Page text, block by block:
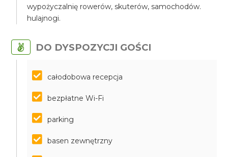
wypożyczalnię rowerów, skuterów, samochodów.
hulajnogi.
DO DYSPOZYCJI GOŚCI
całodobowa recepcja
bezpłatne Wi-Fi
parking
basen zewnętrzny